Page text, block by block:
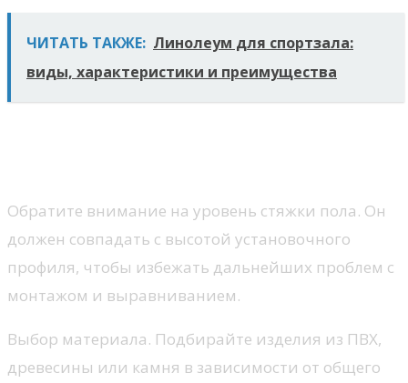
ЧИТАТЬ ТАКЖЕ: Линолеум для спортзала:
виды, характеристики и преимущества
Обратите внимание на уровень стяжки пола. Он
должен совпадать с высотой установочного
профиля, чтобы избежать дальнейших проблем с
монтажом и выравниванием.
Выбор материала. Подбирайте изделия из ПВХ,
древесины или камня в зависимости от общего